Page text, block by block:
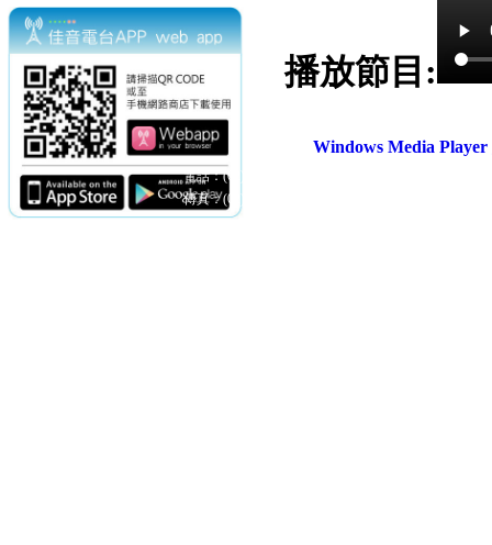
播放節目:
Windows Media
電話：(02)2369-9050
傳真：(02)2362-7816